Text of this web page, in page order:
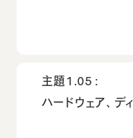
主題1.05：
ハードウェア、デ